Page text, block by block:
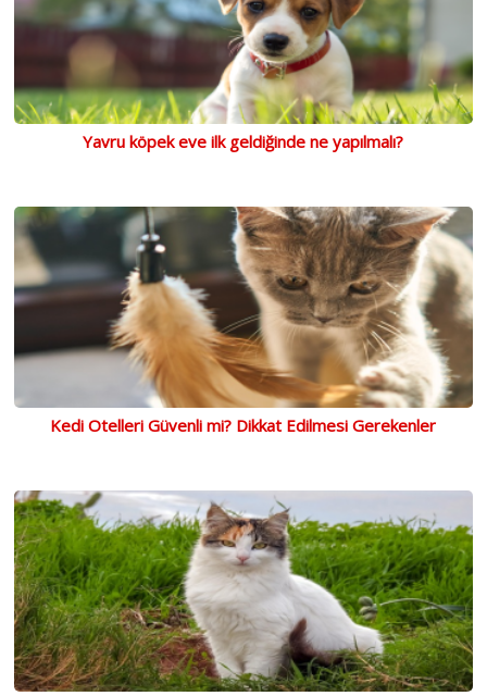
Yavru köpek eve ilk geldiğinde ne yapılmalı?
Kedi Otelleri Güvenli mi? Dikkat Edilmesi Gerekenler